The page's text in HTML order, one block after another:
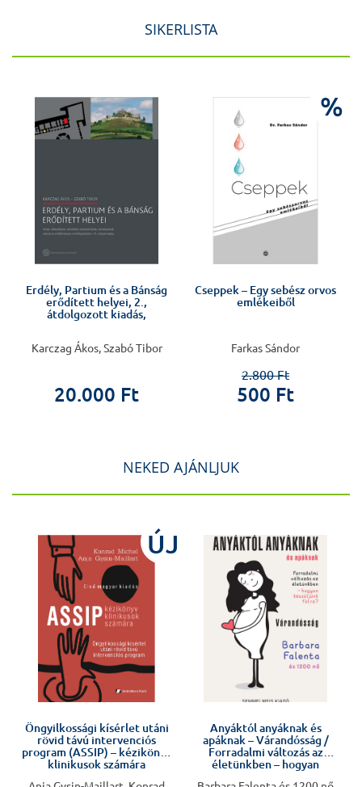
SIKERLISTA
Erdély, Partium és a Bánság
erődített helyei, 2.,
átdolgozott kiadás,
Karczag Ákos, Szabó Tibor
20.000 Ft
%
Cseppek – Egy sebész orvos
emlékeiből
Farkas Sándor
2.800 Ft
500 Ft
NEKED AJÁNLJUK
ÚJ
Öngyilkossági kísérlet utáni
rövid távú intervenciós
program (ASSIP) – kézikönyv
klinikusok számára
Anyáktól anyáknak és
apáknak – Várandósság /
Forradalmi változás az
életünkben – hogyan